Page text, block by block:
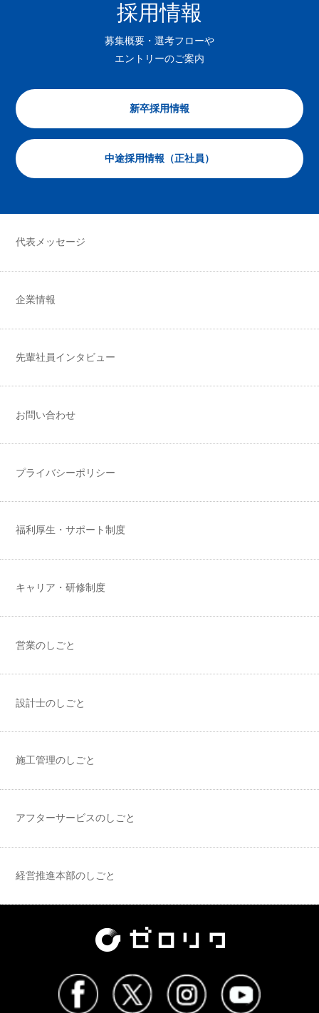
採用情報
募集概要・選考フローや
エントリーのご案内
新卒採用情報
中途採用情報（正社員）
代表メッセージ
企業情報
先輩社員インタビュー
お問い合わせ
プライバシーポリシー
福利厚生・サポート制度
キャリア・研修制度
営業のしごと
設計士のしごと
施工管理のしごと
アフターサービスのしごと
経営推進本部のしごと